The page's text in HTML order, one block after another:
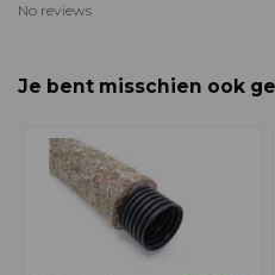
No reviews
Je bent misschien ook